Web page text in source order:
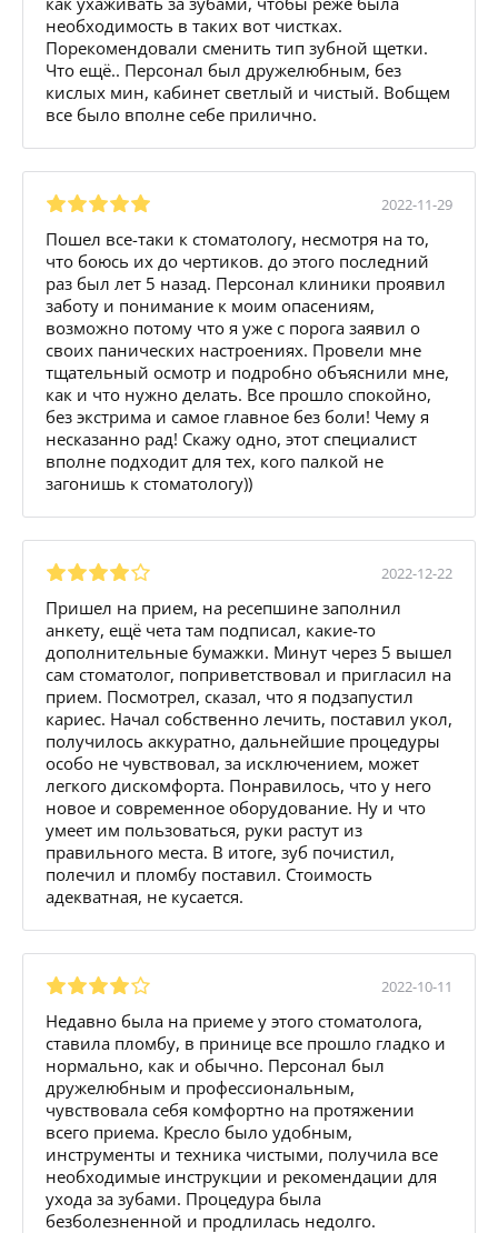
необходимость в таких вот чистках.
Порекомендовали сменить тип зубной щетки.
Что ещё.. Персонал был дружелюбным, без
кислых мин, кабинет светлый и чистый. Вобщем
все было вполне себе прилично.
2022-11-29
Пошел все-таки к стоматологу, несмотря на то,
что боюсь их до чертиков. до этого последний
раз был лет 5 назад. Персонал клиники проявил
заботу и понимание к моим опасениям,
возможно потому что я уже с порога заявил о
своих панических настроениях. Провели мне
тщательный осмотр и подробно объяснили мне,
как и что нужно делать. Все прошло спокойно,
без экстрима и самое главное без боли! Чему я
несказанно рад! Скажу одно, этот специалист
вполне подходит для тех, кого палкой не
загонишь к стоматологу))
2022-12-22
Пришел на прием, на ресепшине заполнил
анкету, ещё чета там подписал, какие-то
дополнительные бумажки. Минут через 5 вышел
сам стоматолог, поприветствовал и пригласил на
прием. Посмотрел, сказал, что я подзапустил
кариес. Начал собственно лечить, поставил укол,
получилось аккуратно, дальнейшие процедуры
особо не чувствовал, за исключением, может
легкого дискомфорта. Понравилось, что у него
новое и современное оборудование. Ну и что
умеет им пользоваться, руки растут из
правильного места. В итоге, зуб почистил,
полечил и пломбу поставил. Стоимость
адекватная, не кусается.
2022-10-11
Недавно была на приеме у этого стоматолога,
ставила пломбу, в принице все прошло гладко и
нормально, как и обычно. Персонал был
дружелюбным и профессиональным,
чувствовала себя комфортно на протяжении
всего приема. Кресло было удобным,
инструменты и техника чистыми, получила все
необходимые инструкции и рекомендации для
ухода за зубами. Процедура была
безболезненной и продлилась недолго.